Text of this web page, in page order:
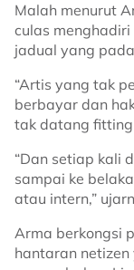
Malah menurut
culas
jadual yang
“Artis yang tak
berbayar dan
tak datang
“Dan setiap kali
sampai ke
atau intern,”
Arma berkongsi
hantaran